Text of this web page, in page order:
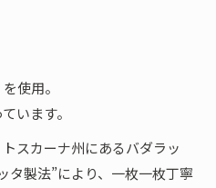
使用。
います。
スカーナ州にあるバダラッ
タ製法”により、一枚一枚丁寧